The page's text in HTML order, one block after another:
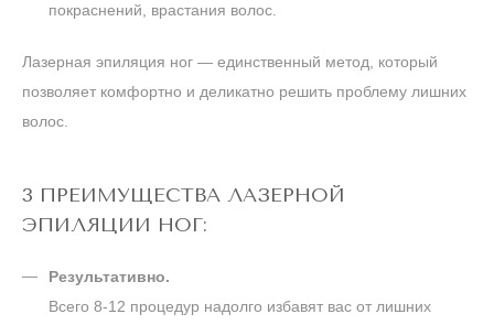
покраснений, врастания волос.
Лазерная эпиляция ног — единственный метод, который
позволяет комфортно и деликатно решить проблему лишних
волос.
3 ПРЕИМУЩЕСТВА ЛАЗЕРНОЙ
ЭПИЛЯЦИИ НОГ:
Результативно.
Всего 8-12 процедур надолго избавят вас от лишних